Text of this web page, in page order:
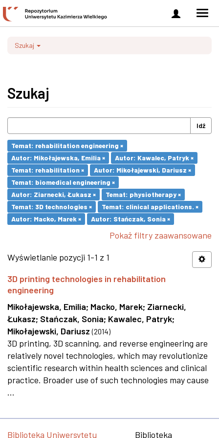
Zaloguj
się
Szukaj
Szukaj
Idź
Temat: rehabilitation engineering ×
Autor: Mikołajewska, Emilia ×
Autor: Kawalec, Patryk ×
Temat: rehabilitation ×
Autor: Mikołajewski, Dariusz ×
Temat: biomedical engineering ×
Autor: Ziarnecki, Łukasz ×
Temat: physiotherapy ×
Temat: 3D technologies ×
Temat: clinical applications. ×
Autor: Macko, Marek ×
Autor: Stańczak, Sonia ×
Pokaż filtry zaawansowane
Wyświetlanie pozycji 1-1 z 1
3D printing technologies in rehabilitation
engineering
Mikołajewska, Emilia; Macko, Marek; Ziarnecki,
Łukasz; Stańczak, Sonia; Kawalec, Patryk;
Mikołajewski, Dariusz (2014)
3D printing, 3D scanning, and reverse engineering are
relatively novel technologies, which may revolutionize
scientific research within health sciences and clinical
practice. Broader use of such technologies may cause
...
Biblioteka Uniwersytetu Biblioteka